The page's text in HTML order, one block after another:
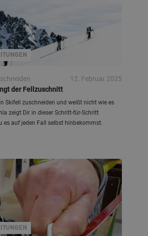
12. Februar 2025
der Fellzuschnitt
Skifell zuschneiden und weißt nicht wie es
zeigt Dir in dieser Schritt-für-Schritt
es auf jeden Fall selbst hinbekommst.